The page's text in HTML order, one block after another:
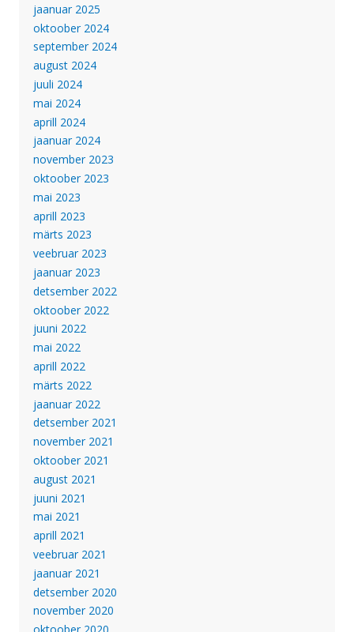
jaanuar 2025
oktoober 2024
september 2024
august 2024
juuli 2024
mai 2024
aprill 2024
jaanuar 2024
november 2023
oktoober 2023
mai 2023
aprill 2023
märts 2023
veebruar 2023
jaanuar 2023
detsember 2022
oktoober 2022
juuni 2022
mai 2022
aprill 2022
märts 2022
jaanuar 2022
detsember 2021
november 2021
oktoober 2021
august 2021
juuni 2021
mai 2021
aprill 2021
veebruar 2021
jaanuar 2021
detsember 2020
november 2020